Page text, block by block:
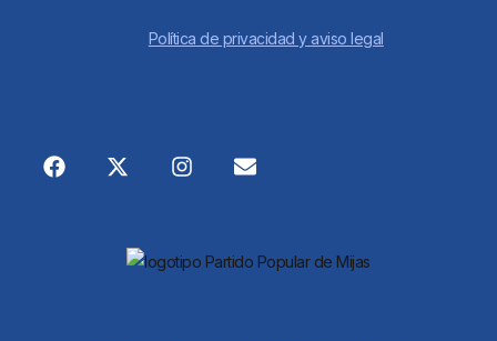
Política de privacidad y aviso legal